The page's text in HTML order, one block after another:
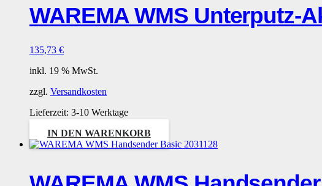
WAREMA WMS Unterputz-
135,73 €
inkl. 19 % MwSt.
zzgl. Versandkosten
Lieferzeit: 3-10 Werktage
IN DEN WARENKORB